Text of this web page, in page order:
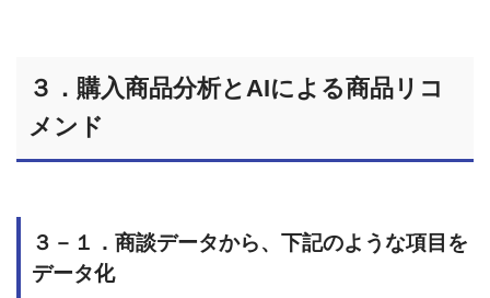
３．購入商品分析とAIによる商品リコ
メンド
３－１．商談データから、下記のような項目を
データ化